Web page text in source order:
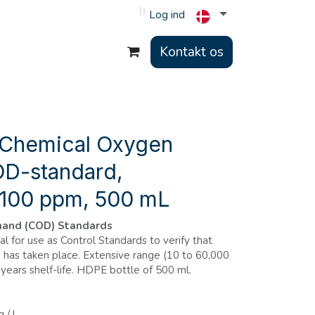
Log ind
Kontakt os
Oxygen
standard,
ppm, 500 mL
(COD) Standards
for use as Control Standards to verify that
taken place. Extensive range (10 to 60,000
shelf-life. HDPE bottle of 500 ml.